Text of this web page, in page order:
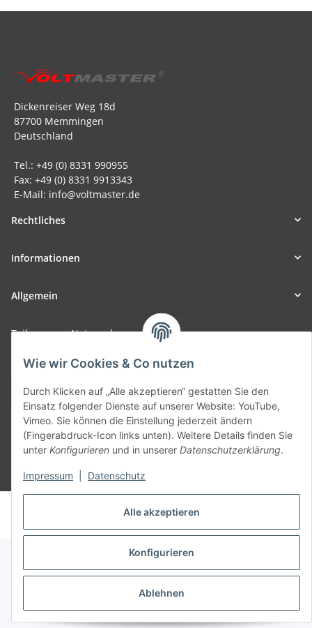
Alle akzeptieren
Konfigurieren
Ablehnen
Wie wir Cookies & Co nutzen
Durch Klicken auf „Alle akzeptieren“ gestatten Sie den
Einsatz folgender Dienste auf unserer Website: YouTube,
Vimeo. Sie können die Einstellung jederzeit ändern
(Fingerabdruck-Icon links unten). Weitere Details finden Sie
unter Konfigurieren und in unserer Datenschutzerklärung.
Impressum Datenschutz
Dickenreiser Weg 18d
87700 Memmingen
Deutschland
Tel.: +49 (0) 8331 990955
Fax: +49 (0) 8331 9913343
E-Mail: info@voltmaster.de
Rechtliches
Informationen
Allgemein
Teil unseres Netzwerks:
Vertrag widerrufen
* Alle Preise inkl. gesetzlicher USt., zzgl.
© voltmaster.de
JTL-Shop